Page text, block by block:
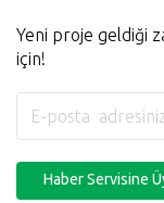
Yeni proje geldiği
için!
Haber Servisine